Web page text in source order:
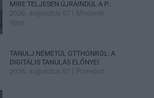
MIRE TELJESEN ÚJRAINDUL A P...
2026. augusztus 07
Mindenki
ügye
TANULJ NÉMETÜL OTTHONRÓL: A
DIGITÁLIS TANULÁS ELŐNYEI
2026. augusztus 07 Promóció